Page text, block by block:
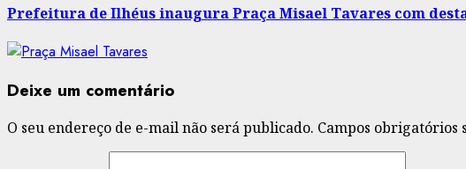
Prefeitura de Ilhéus inaugura Praça Misael Tavares com
Deixe um comentário
O seu endereço de e-mail não será publicado. Campos obrigatórios